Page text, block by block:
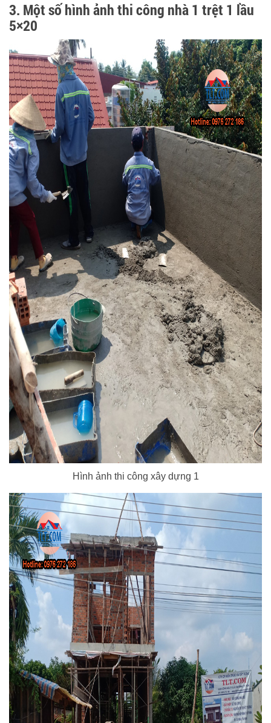
3. Một số hình ảnh thi công nhà 1 trệt 1 lầu
5×20
Hình ảnh thi công xây dựng 1